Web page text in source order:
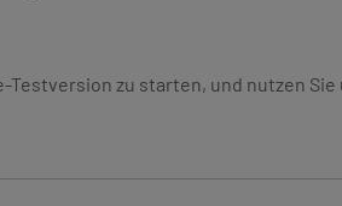
zu starten, und nutzen